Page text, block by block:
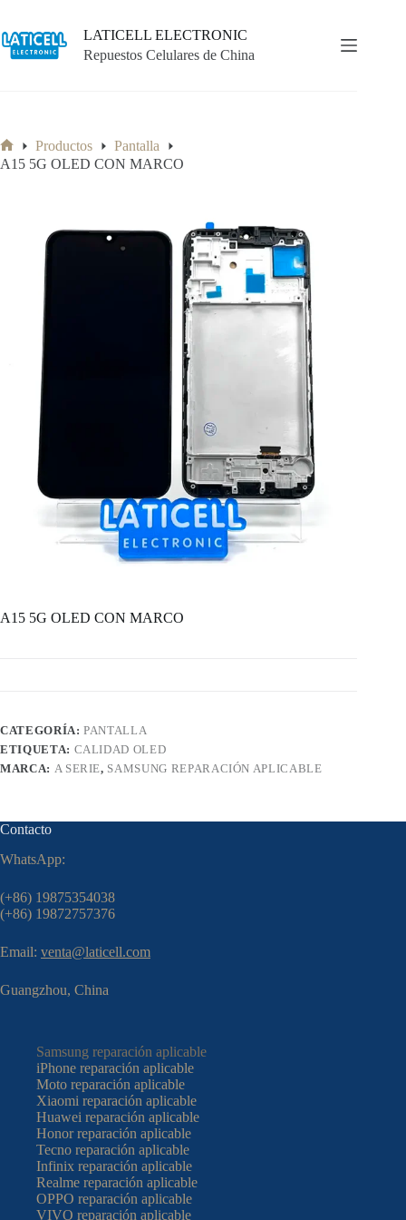
contenido
LATICELL ELECTRONIC
Repuestos Celulares de China
Inicio
Productos
Pantalla
A15 5G OLED CON MARCO
A15 5G OLED CON MARCO
CATEGORÍA:PANTALLA
ETIQUETA: CALIDAD OLED
MARCA: A SERIE, SAMSUNG REPARACIÓN APLICABLE
Contacto
WhatsApp:
(+86) 19875354038
(+86) 19872757376
Email: venta@laticell.com
Guangzhou, China
Samsung reparación aplicable
iPhone reparación aplicable
Moto reparación aplicable
Xiaomi reparación aplicable
Huawei reparación aplicable
Honor reparación aplicable
Tecno reparación aplicable
Infinix reparación aplicable
Realme reparación aplicable
OPPO reparación aplicable
VIVO reparación aplicable